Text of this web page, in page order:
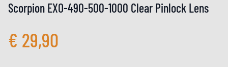
Scorpion EXO-490-500-1000 Clear Pinlock Lens
€ 29,90